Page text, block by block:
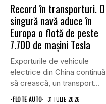
Record în transporturi. O
singură navă aduce în
Europa o flotă de peste
7.700 de mașini Tesla
Exporturile de vehicule
electrice din China continuă
să crească, un transport
record...
•FLOTE AUTO 31 IULIE 2026